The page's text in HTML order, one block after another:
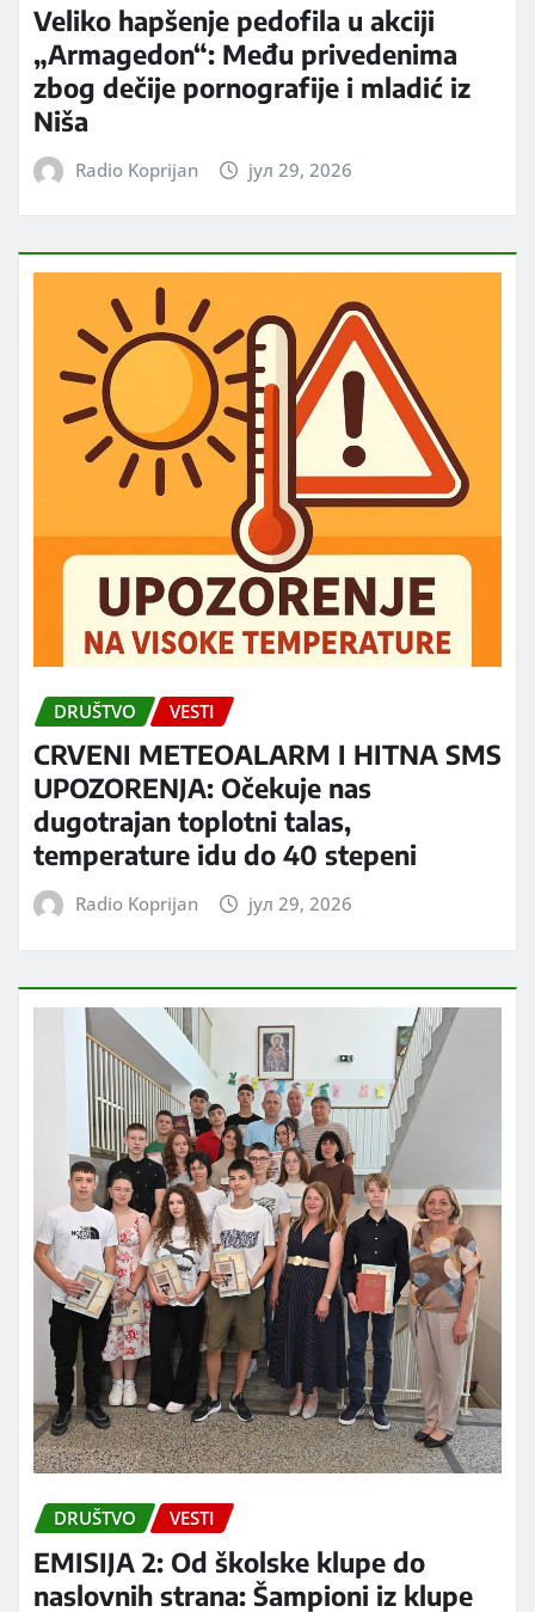
Veliko hapšenje pedofila u akciji
„Armagedon“: Među privedenima
zbog dečije pornografije i mladić iz
Niša
Radio Koprijan јул 29, 2026
DRUŠTVO VESTI
CRVENI METEOALARM I HITNA SMS
UPOZORENJA: Očekuje nas
dugotrajan toplotni talas,
temperature idu do 40 stepeni
Radio Koprijan јул 29, 2026
DRUŠTVO VESTI
EMISIJA 2: Od školske klupe do
naslovnih strana: Šampioni iz klupe